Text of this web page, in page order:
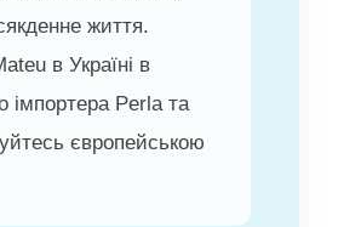
життя.
в Україні в
імпортера Perla та
європейською